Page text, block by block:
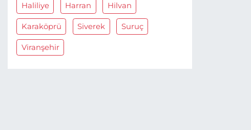
Haliliye Harran Hilvan
Karaköprü Siverek Suruç
Viranşehir